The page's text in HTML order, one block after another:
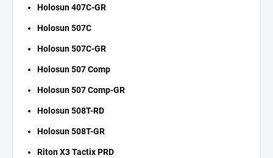
Holosun 407C-GR
Holosun 507C
Holosun 507C-GR
Holosun 507 Comp
Holosun 507 Comp-GR
Holosun 508T-RD
Holosun 508T-GR
Riton X3 Tactix PRD